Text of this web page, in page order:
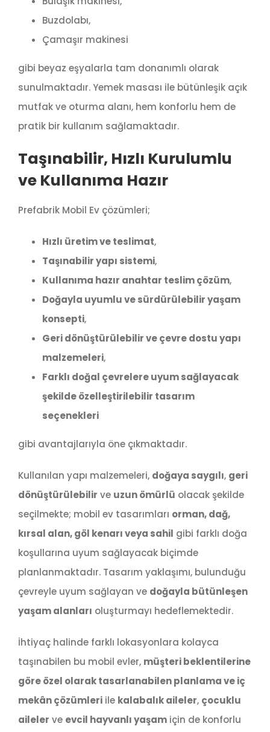
Buzdolabı,
Çamaşır makinesi
gibi beyaz eşyalarla tam donanımlı olarak
sunulmaktadır. Yemek masası ile bütünleşik açık
mutfak ve oturma alanı, hem konforlu hem de
pratik bir kullanım sağlamaktadır.
Taşınabilir, Hızlı Kurulumlu
ve Kullanıma Hazır
Prefabrik Mobil Ev çözümleri;
Hızlı üretim ve teslimat,
Taşınabilir yapı sistemi,
Kullanıma hazır anahtar teslim çözüm,
Doğayla uyumlu ve sürdürülebilir yaşam
konsepti,
Geri dönüştürülebilir ve çevre dostu yapı
malzemeleri,
Farklı doğal çevrelere uyum sağlayacak
şekilde özelleştirilebilir tasarım
seçenekleri
gibi avantajlarıyla öne çıkmaktadır.
Kullanılan yapı malzemeleri, doğaya saygılı, geri
dönüştürülebilir ve uzun ömürlü olacak şekilde
seçilmekte; mobil ev tasarımları orman, dağ,
kırsal alan, göl kenarı veya sahil gibi farklı doğa
koşullarına uyum sağlayacak biçimde
planlanmaktadır. Tasarım yaklaşımı, bulunduğu
çevreyle uyum sağlayan ve doğayla bütünleşen
yaşam alanları oluşturmayı hedeflemektedir.
İhtiyaç halinde farklı lokasyonlara kolayca
taşınabilen bu mobil evler, müşteri beklentilerine
göre özel olarak tasarlanabilen planlama ve iç
mekân çözümleriile kalabalık aileler, çocuklu
aileler ve evcil hayvanlı yaşamiçin de konforlu